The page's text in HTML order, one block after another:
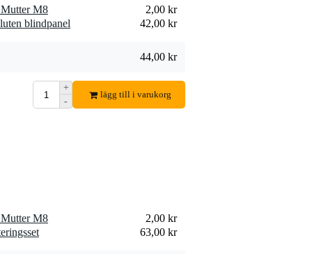
Innox RP SHELF-1
Perforated Inlay
Lägg till beställning
M8
2,00 kr
blindpanel
42,00 kr
44,00 kr
+
-
lägg till i varukorg
M8
2,00 kr
63,00 kr